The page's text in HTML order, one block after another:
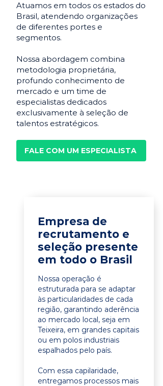
Atuamos em todos os estados do
Brasil, atendendo organizações
de diferentes portes e
segmentos.
Nossa abordagem combina
metodologia proprietária,
profundo conhecimento de
mercado e um time de
especialistas dedicados
exclusivamente à seleção de
talentos estratégicos.
FALE COM UM ESPECIALISTA
Empresa de
recrutamento e
seleção presente
em todo o Brasil
Nossa operação é
estruturada para se adaptar
às particularidades de cada
região, garantindo aderência
ao mercado local, seja em
Teixeira, em grandes capitais
ou em polos industriais
espalhados pelo país.
Com essa capilaridade,
entregamos processos mais